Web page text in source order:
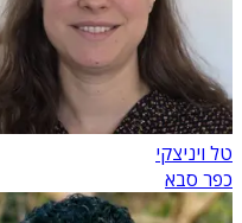
טל ויניצקי
כפר סבא